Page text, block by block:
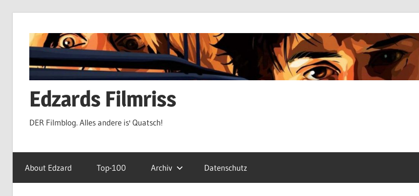
Inhalt
springen
Edzards Filmriss
DER Filmblog. Alles andere is' Quatsch!
About Edzard Top-100 Archiv Datenschutz